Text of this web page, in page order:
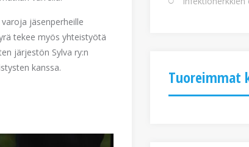
jäsenperheille
tekee myös yhteistyötä
järjestön Sylva ry:n
kanssa.
Tuoreimmat